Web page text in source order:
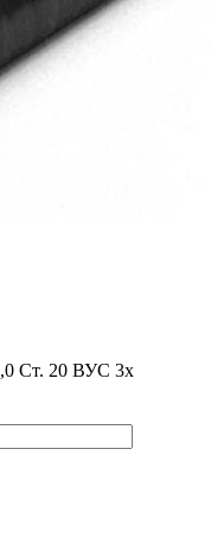
Ст. 20 ВУС 3х